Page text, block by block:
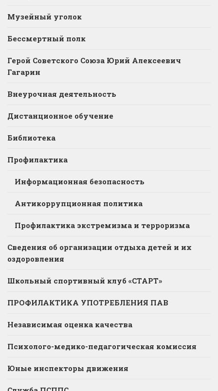
Музейный уголок
Бессмертный полк
Герой Советского Союза Юрий Алексеевич
Гагарин
Внеурочная деятельность
Дистанционное обучение
Библиотека
Профилактика
Информационная безопасность
Антикоррупционная политика
Профилактика экстремизма и терроризма
Сведения об организации отдыха детей и их
оздоровления
Школьный спортивный клуб «СТАРТ»
ПРОФИЛАКТИКА УПОТРЕБЛЕНИЯ ПАВ
Независимая оценка качества
Психолого-медико-педагогическая комиссия
Юные инспекторы движения